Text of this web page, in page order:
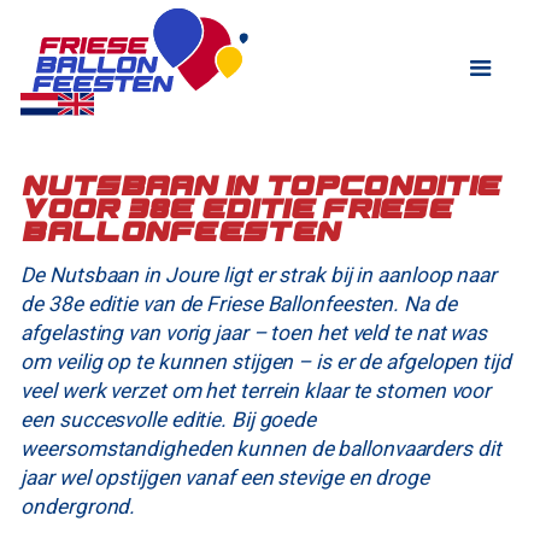
Nutsbaan in topconditie
voor 38e editie Friese
Ballonfeesten
De Nutsbaan in Joure ligt er strak bij in aanloop naar
de 38e editie van de Friese Ballonfeesten. Na de
afgelasting van vorig jaar – toen het veld te nat was
om veilig op te kunnen stijgen – is er de afgelopen tijd
veel werk verzet om het terrein klaar te stomen voor
een succesvolle editie. Bij goede
weersomstandigheden kunnen de ballonvaarders dit
jaar wel opstijgen vanaf een stevige en droge
ondergrond.